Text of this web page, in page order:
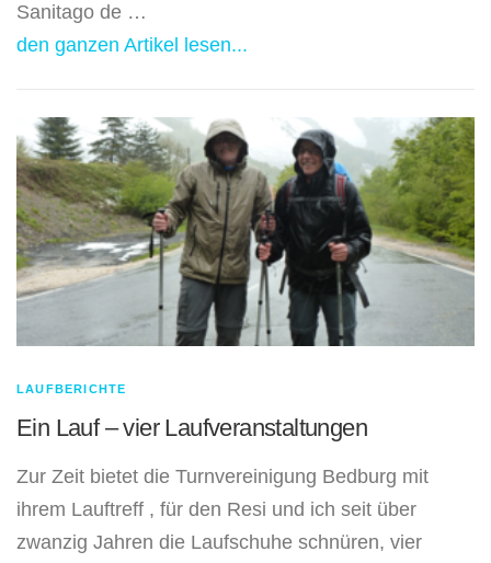
Sanitago de …
den ganzen Artikel lesen...
LAUFBERICHTE
Ein Lauf – vier Laufveranstaltungen
Zur Zeit bietet die Turnvereinigung Bedburg mit
ihrem Lauftreff , für den Resi und ich seit über
zwanzig Jahren die Laufschuhe schnüren, vier